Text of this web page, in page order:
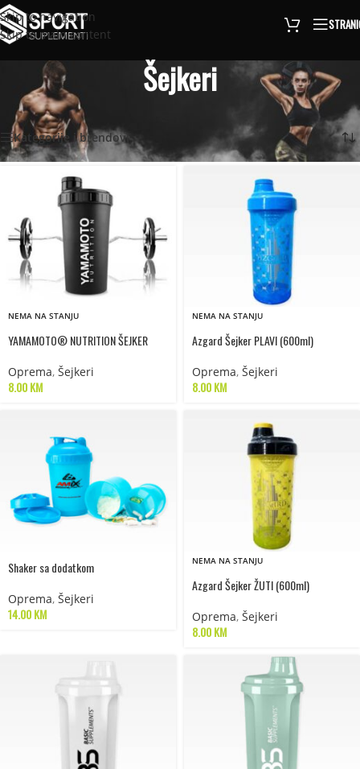
Skip to navigation
Skip to main content
Šejkeri
Naslovna/Šejkeri Prikaz svih 15 rezultata
Kategorije i brendovi
NEMA NA STANJU
YAMAMOTO® NUTRITION ŠEJKER
Oprema, Šejkeri
8.00KM
NEMA NA STANJU
Azgard Šejker PLAVI (600ml)
Oprema, Šejkeri
8.00KM
Shaker sa dodatkom
Oprema, Šejkeri
14.00KM
NEMA NA STANJU
Azgard Šejker ŽUTI (600ml)
Oprema, Šejkeri
8.00KM